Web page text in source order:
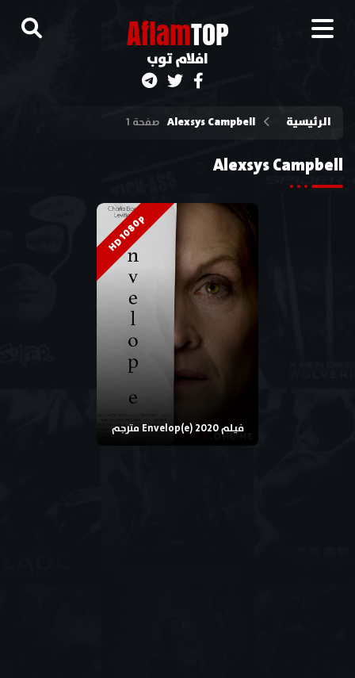
AflamTOP
افلام توب
الرئيسية Alexsys Campbell صفحة 1
Alexsys Campbell
HD 1080p
فيلم Envelop(e) 2020 مترجم